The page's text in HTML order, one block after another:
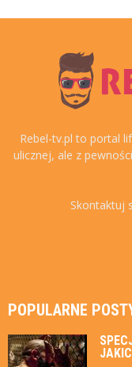
Rebel-tv.pl to portal
ulicznej, ale z
Skontaktuj
POPULARNE